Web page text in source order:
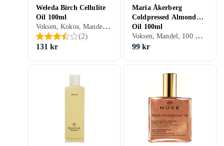
Weleda Birch Cellulite
Oil 100ml
Voksen, Kokos, Mandel, Abrikos, Jojoba, Citron, Hvedekim, Ricin, Geranium, Druer, Rosmarin, 100 ml/g
(2)
131 kr
Maria Åkerberg
Coldpressed Almond
Oil 100ml
Voksen, Mandel, 100 ml/g
99 kr